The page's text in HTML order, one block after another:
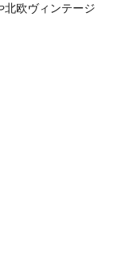
北欧ヴィンテージ